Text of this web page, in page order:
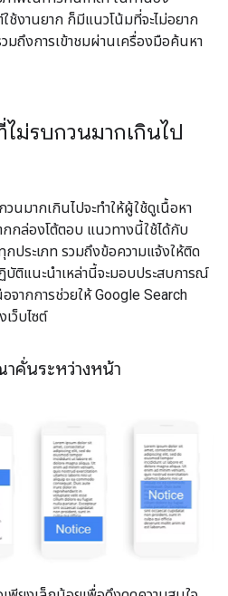
ใช้งานยาก ก็มีแนวโน้มที่จะไม่อยาก
วมถึงการเข้าชมผ่านเครื่องมือค้นหา
ม่รบกวนมากเกินไป
นมากเกินไปจะทำให้ผู้ใช้ดูเนื้อหา
กล่องโต้ตอบ แนวทางนี้ใช้ได้กับ
ประเภท รวมถึงข้อความแจ้งให้ติด
ติแนะนำเหล่านี้จะมอบประสบการณ์
จากการช่วยให้ Google Search
เว็บไซต์
คั่นระหว่างหน้า